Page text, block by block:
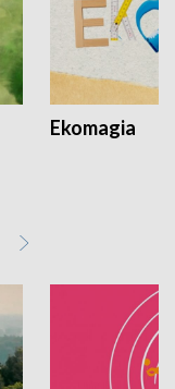
Ekomagia